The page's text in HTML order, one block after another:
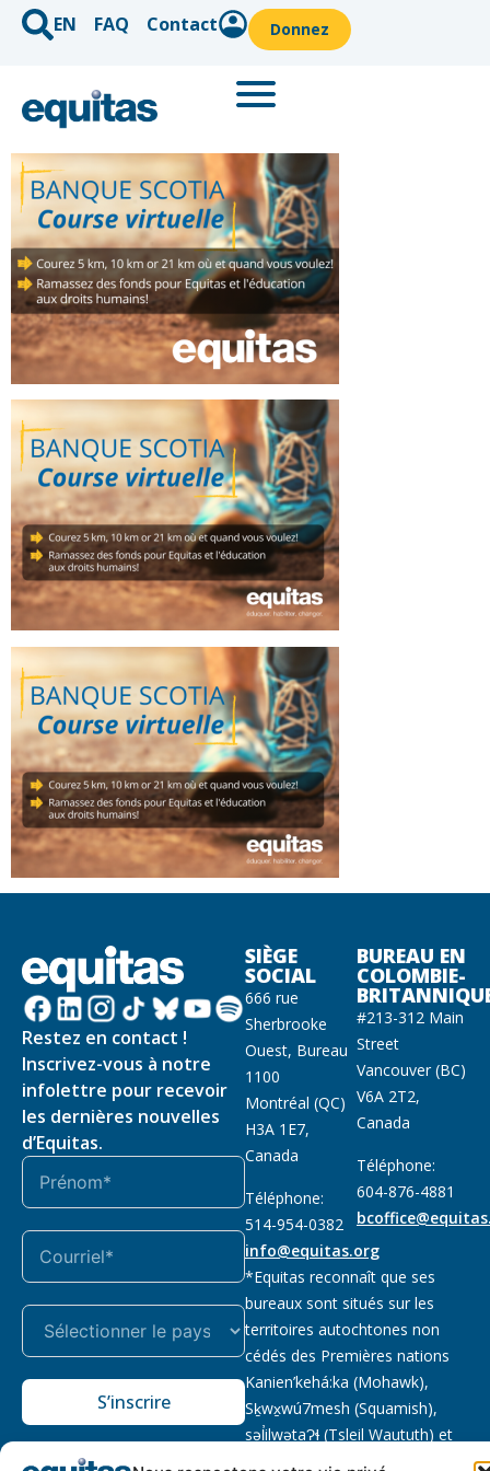
EN FAQ Contact Donnez
Restez en contact !
Inscrivez-vous à notre
infolettre pour recevoir
les dernières nouvelles
d’Equitas.
S’inscrire
SIÈGE
SOCIAL
666 rue
Sherbrooke
Ouest, Bureau
1100
Montréal (QC)
H3A 1E7,
Canada
Téléphone:
514-954-0382
info@equitas.org
BUREAU EN
COLOMBIE-
#213-312 Main
Street
Vancouver (BC)
V6A 2T2,
Canada
Téléphone:
604-876-4881
*Equitas reconnaît que ses
bureaux sont situés sur les
territoires autochtones non
cédés des Premières nations
Kanien’kehá:ka (Mohawk),
Sḵwx̱wú7mesh (Squamish),
səl̓ilwətaɁɬ (Tsleil Waututh) et